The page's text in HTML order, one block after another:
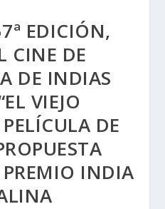
EDICIÓN,
CINE DE
DE INDIAS
VIEJO
DE
PREMIO INDIA